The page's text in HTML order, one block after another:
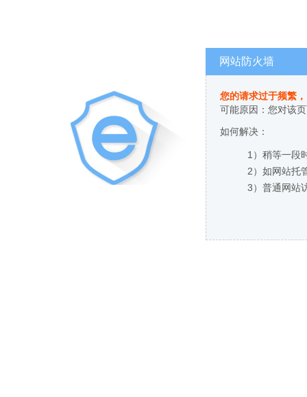
网站防火墙
您的请求过于频繁
可能原因：您对该
如何解决：
1）稍等一段
2）如网站托
3）普通网站